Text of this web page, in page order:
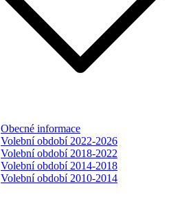
Obecné informace
Volební období 2022-2026
Volební období 2018-2022
Volební období 2014-2018
Volební období 2010-2014